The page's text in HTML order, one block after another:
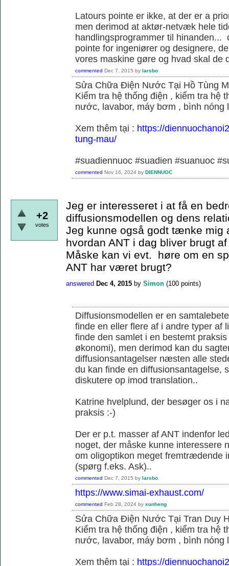
Latours pointe er ikke, at der er a
men derimod at aktør-netvæk hele
handlingsprogrammer til hinanden...
pointe for ingeniører og designere,
vores maskine gøre og hvad skal de
commented Dec 7, 2015 by larsbo
Sửa Chữa Điện Nước Tại Hồ Tùng
Kiểm tra hệ thống điện , kiểm tra hệ
nước, lavabor, máy bơm , bình nóng
Xem thêm tại : https://
tung-mau/
#suadiennuoc #suadien #suanuoc
commented Nov 16, 2024 by DIENNUOC
+2
votes
Jeg er interesseret i at få en
diffusionsmodellen og dens
Jeg kunne også godt tænke mig
hvordan ANT i dag bliver brugt
Måske kan vi evt. høre om en
ANT har været brugt?
answered Dec 4, 2015 by Simon (100 points)
Diffusionsmodellen er en
finde en eller flere af i andre typer af
finde den samlet i en bestemt
økonomi), men derimod kan du
diffusionsantagelser næsten alle
du kan finde en diffusionsantagelse,
diskutere op imod translation..
Katrine hvelplund, der besøger os i
praksis :-)
Der er p.t. masser af ANT indenfor
noget, der måske kunne interessere
om oligoptikon meget fremtrædende
(spørg f.eks. Ask)..
commented Dec 7, 2015 by larsbo
https://www.simai-exhaust.com/
commented Feb 28, 2024 by xunheng
Sửa Chữa Điện Nước Tại Tran Duy
Kiểm tra hệ thống điện , kiểm tra hệ
nước, lavabor, máy bơm , bình nóng
Xem thêm tại : https://